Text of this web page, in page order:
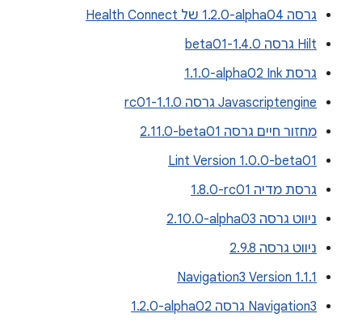
גרסה ‎1.2.0-alpha04 של Health Connect
Hilt גרסה 1.4.0-beta01
גרסת Ink‏ ‎1.1.0-alpha02
Javascriptengine גרסה 1.1.0-rc01
מחזור חיים גרסה ‎2.11.0-beta01
Lint Version 1.0.0-beta01
גרסת מדיה ‎1.8.0-rc01
ניווט גרסה ‎2.10.0-alpha03
ניווט גרסה 2.9.8
Navigation3 Version 1.1.1
Navigation3 גרסה ‎1.2.0-alpha02